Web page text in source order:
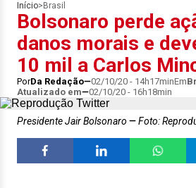
Início> Brasil
Bolsonaro perde
danos morais e
10 mil a Carlos
PorDa Redação 02/10/20 - 14h17minEm
Atualizado em
02/10/20 - 16h18min
Presidente Jair Bolsonaro Foto: